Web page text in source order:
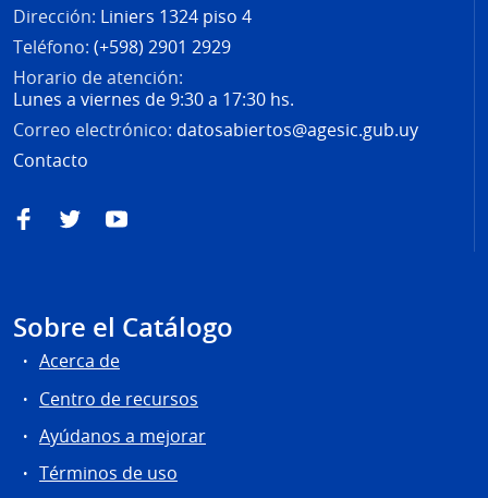
Dirección: Liniers 1324 piso 4
Teléfono: (+598) 2901 2929
Horario de atención:
Lunes a viernes de 9:30 a 17:30 hs.
Correo electrónico: datosabiertos@agesic.gub.uy
Contacto
FacebookTwitterYouTube
Sobre el Catálogo
Acerca de
Centro de recursos
Ayúdanos a mejorar
Términos de uso